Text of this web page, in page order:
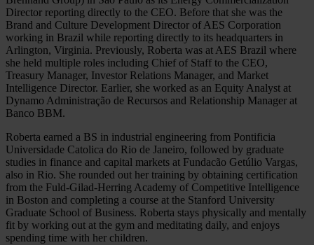
Director reporting directly to the CEO. Before that she was the
Brand and Culture Development Director of AES Corporation
working in Brazil while reporting directly to its headquarters in
Arlington, Virginia. Previously, Roberta was at AES Brazil where
she held multiple roles including Chief of Staff to the CEO,
Treasury Manager, Investor Relations Manager, and Market
Intelligence Director. Earlier, she worked as an Equity Analyst at
Dynamo Administração de Recursos and Relationship Manager at
Banco BBM.
Roberta earned a BS in industrial engineering from Pontificia
Universidade Catolica do Rio de Janeiro, followed by graduate
studies in finance and capital markets at Fundacão Getúlio Vargas,
also in Rio. She rounded out her training by obtaining certification
from the Fuld-Gilad-Herring Academy of Competitive Intelligence
in Boston and completing a course at the Stanford University
Graduate School of Business. Roberta stays physically and mentally
fit by working out at the gym and meditating daily, and enjoys
spending time with her children.